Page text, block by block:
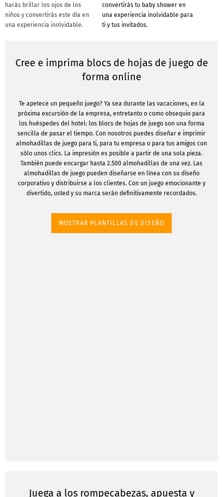
harás brillar los ojos de los
niños y convertirás este día en
una experiencia inolvidable.
convertirás tu baby shower en
una experiencia inolvidable para
ti y tus invitados.
Cree e imprima blocs de hojas de juego de
forma online
Te apetece un pequeño juego? Ya sea durante las vacaciones, en la
próxima excursión de la empresa, entretanto o como obsequio para
los huéspedes del hotel: los blocs de hojas de juego son una forma
sencilla de pasar el tiempo. Con nosotros puedes diseñar e imprimir
almohadillas de juego para ti, para tu empresa o para tus amigos con
sólo unos clics. La impresión es posible a partir de una sola pieza.
También puede encargar hasta 2.500 almohadillas de una vez. Las
almohadillas de juego pueden diseñarse en línea con su diseño
corporativo y distribuirse a los clientes. Con un juego emocionante y
divertido, usted y su marca serán definitivamente recordados.
MOSTRAR PLANTILLAS DE DISEÑO
Juega a los rompecabezas, apuesta y